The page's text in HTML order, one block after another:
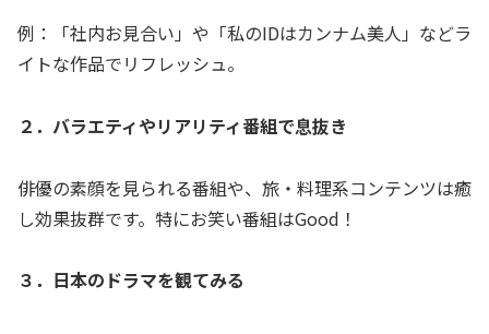
例：「社内お見合い」や「私のIDはカンナム美人」などラ
イトな作品でリフレッシュ。
２．バラエティやリアリティ番組で息抜き
俳優の素顔を見られる番組や、旅・料理系コンテンツは癒
し効果抜群です。特にお笑い番組はGood！
３．日本のドラマを観てみる